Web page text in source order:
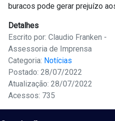
buracos pode gerar prejuízo
Detalhes
Escrito por: Claudio Franken -
Assessoria de Imprensa
Categoria: Notícias
Postado: 28/07/2022
Atualização: 28/07/2022
Acessos: 735